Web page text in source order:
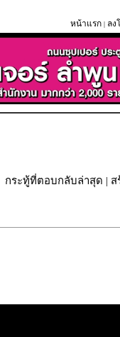
หน้าแรก | ล
กระทู้ที่ตอบกลับล่าสุด | ส